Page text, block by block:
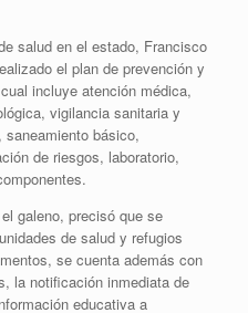
salud en el estado, Francisco
el plan de prevención y
incluye atención médica,
vigilancia sanitaria y
básico,
de riesgos, laboratorio,
galeno, precisó que se
de salud y refugios
se cuenta además con
la notificación inmediata de
educativa a